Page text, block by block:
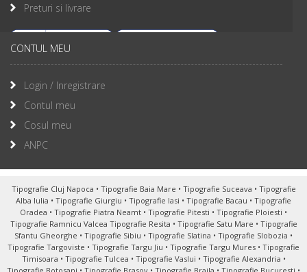
Preturi si livrare
CONTUL MEU
Login / Inregistrare
Contul meu
Cosul meu
ANPC
Tipografie Cluj Napoca • Tipografie Baia Mare • Tipografie Suceava • Tipografie
Alba Iulia • Tipografie Giurgiu • Tipografie Iasi • Tipografie Bacau • Tipografie
Oradea • Tipografie Piatra Neamt • Tipografie Pitesti • Tipografie Ploiesti •
Tipografie Ramnicu Valcea Tipografie Resita • Tipografie Satu Mare • Tipografie
Sfantu Gheorghe • Tipografie Sibiu • Tipografie Slatina • Tipografie Slobozia •
Tipografie Targoviste • Tipografie Targu Jiu • Tipografie Targu Mures • Tipografie
Timisoara • Tipografie Tulcea • Tipografie Vaslui • Tipografie Alexandria •